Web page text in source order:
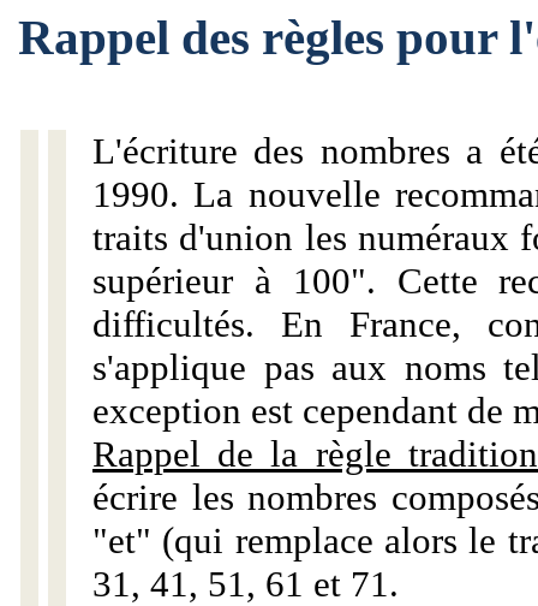
Rappel des règles pour
L'écriture des nombres a
1990. La nouvelle
traits d'union les numéraux
supérieur à 100". Cette
difficultés. En France,
s'applique pas aux noms
exception est cependant de
Rappel de la règle
écrire les nombres
"et" (qui remplace alors le
31, 41, 51, 61 et 71.